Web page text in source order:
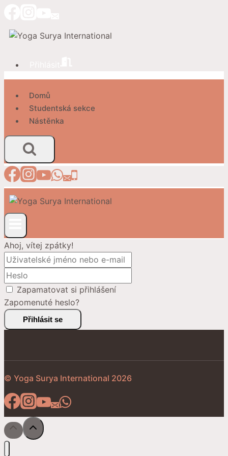
obsah
Domů
Studentská sekce
Nástěnka
Ahoj, vítej zpátky!
Zapamatovat si přihlášení
Zapomenuté heslo?
Přihlásit se
© Yoga Surya International 2026